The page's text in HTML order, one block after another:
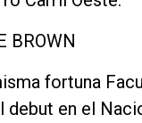
BROWN
fortuna
debut en el